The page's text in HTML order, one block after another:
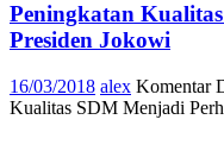
Peningkatan
Presiden Jokowi
16/03/2018 alex Komentar
Kualitas SDM Menjadi